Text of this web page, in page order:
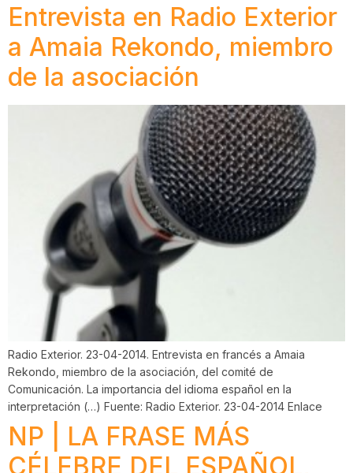
Entrevista en Radio Exterior
a Amaia Rekondo, miembro
de la asociación
Radio Exterior. 23-04-2014. Entrevista en francés a Amaia
Rekondo, miembro de la asociación, del comité de
Comunicación. La importancia del idioma español en la
interpretación (…) Fuente: Radio Exterior. 23-04-2014 Enlace
NP | LA FRASE MÁS
CÉLEBRE DEL ESPAÑOL,